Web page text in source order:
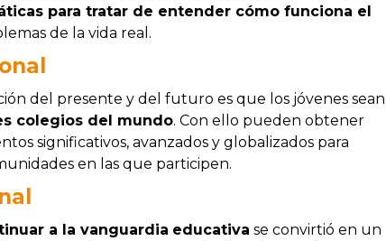
para tratar de entender cómo funciona el
de la vida real.
del presente y del futuro es que los jóvenes sean
colegios del mundo. Con ello pueden obtener
significativos, avanzados y globalizados para
en las que participen.
a la vanguardia educativa se convirtió en un